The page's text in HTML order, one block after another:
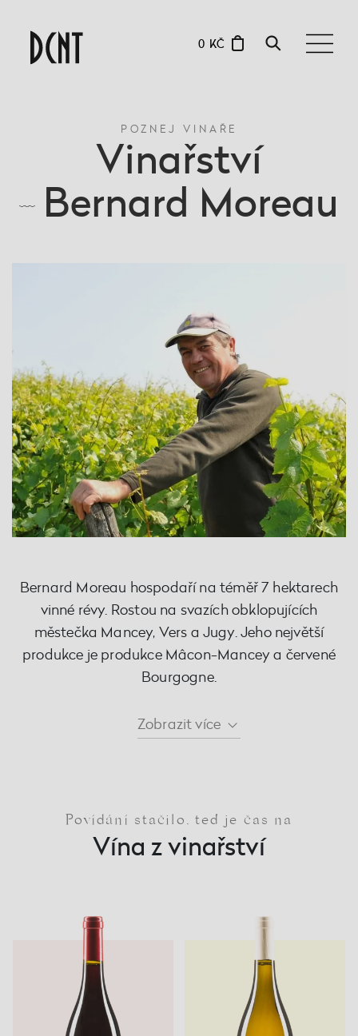
0 KČ
POZNEJ VINAŘE
Vinařství
Bernard Moreau
Bernard Moreau hospodaří na téměř 7 hektarech
vinné révy. Rostou na svazích obklopujících
městečka Mancey, Vers a Jugy. Jeho největší
produkce je produkce Mâcon-Mancey a červené
Bourgogne.
Zobrazitvíce
Povídání stačilo, teď je čas na
Vína z vinařství